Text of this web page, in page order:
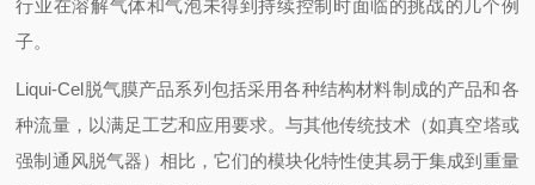
行业在溶解气体和气泡未得到持续控制时面临的挑战的几个例
子。
Liqui-Cel脱气膜产品系列包括采用各种结构材料制成的产品和各
种流量，以满足工艺和应用要求。与其他传统技术（如真空塔或
强制通风脱气器）相比，它们的模块化特性使其易于集成到重量